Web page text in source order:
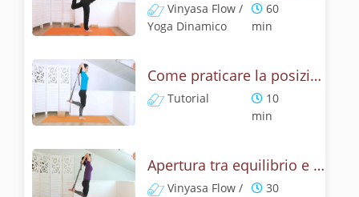
Vinyasa Flow /
Yoga Dinamico
60
min
Come praticare la posizione Signore della danza? Tutorial di Natarajasana
Tutorial
10
min
Apertura tra equilibrio e cuore - Natrajasana
Vinyasa Flow /
30